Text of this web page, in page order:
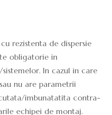
rezistenta de dispersie
obligatorie in
In cazul in care
nu are parametrii
imbunatatita contra-
echipei de montaj.